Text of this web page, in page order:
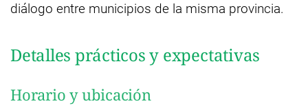
diálogo entre municipios de la misma provincia.
Detalles prácticos y expectativas
Horario y ubicación